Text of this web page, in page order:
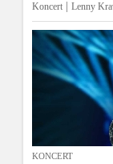
Koncert Lenny
KONCERT